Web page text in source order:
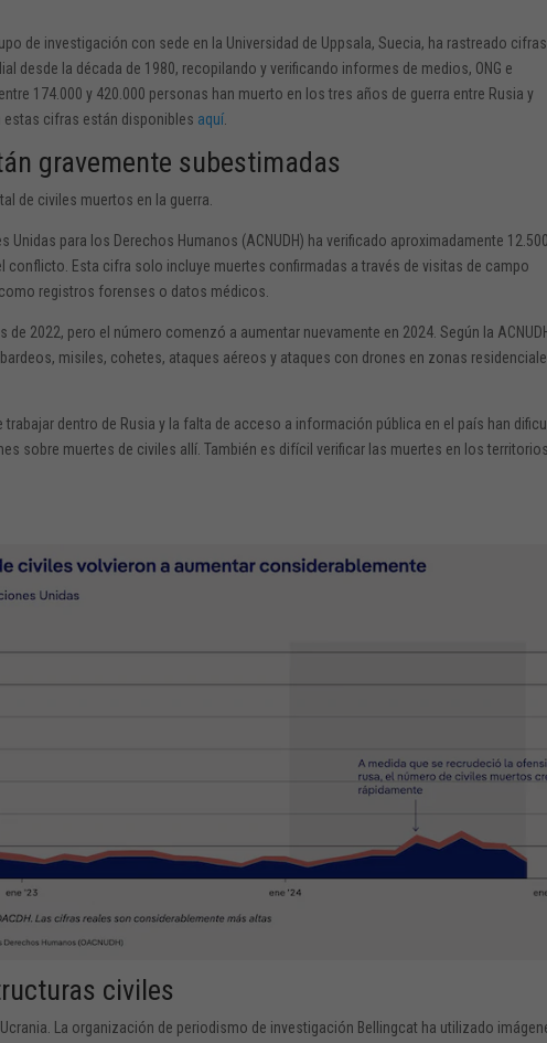
de investigación con sede en la Universidad de Uppsala, Suecia, ha rastreado
desde la década de 1980, recopilando y verificando informes de medios, ONG e
174.000 y 420.000 personas han muerto en los tres años de guerra entre Rusia y
estas cifras están disponibles aquí
gravemente subestimadas
de civiles muertos en la guerra.
Unidas para los Derechos Humanos (ACNUDH) ha verificado aproximadamente
conflicto. Esta cifra solo incluye muertes confirmadas a través de visitas de campo
registros forenses o datos médicos.
de 2022, pero el número comenzó a aumentar nuevamente en 2024. Según la
misiles, cohetes, ataques aéreos y ataques con drones en zonas
trabajar dentro de Rusia y la falta de acceso a información pública en el país han
sobre muertes de civiles allí. También es difícil verificar las muertes en los
civiles
La organización de periodismo de investigación Bellingcat ha utilizado